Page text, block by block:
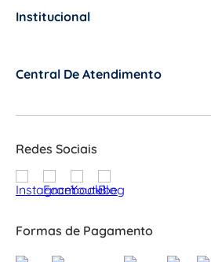
Institucional
Central De Atendimento
Redes Sociais
Formas de Pagamento